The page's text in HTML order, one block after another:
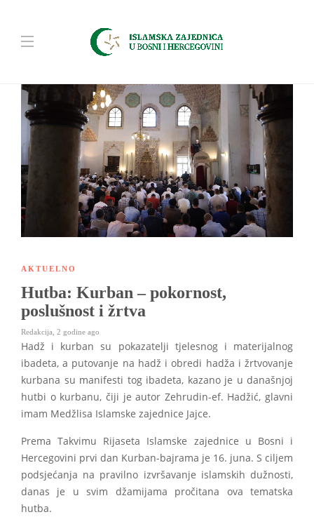
AKTUELNO
Hutba: Kurban – pokornost,
poslušnost i žrtva
Redakcija 2 godine ago
Hadž i kurban su pokazatelji tjelesnog i materijalnog
ibadeta, a putovanje na hadž i obredi hadža i žrtvovanje
kurbana su manifesti tog ibadeta, kazano je u današnjoj
hutbi o kurbanu, čiji je autor Zehrudin-ef. Hadžić, glavni
imam Medžlisa Islamske zajednice Jajce.
Prema Takvimu Rijaseta Islamske zajednice u Bosni i
Hercegovini prvi dan Kurban-bajrama je 16. juna. S ciljem
podsjećanja na pravilno izvršavanje islamskih dužnosti,
danas je u svim džamijama pročitana ova tematska
hutba.